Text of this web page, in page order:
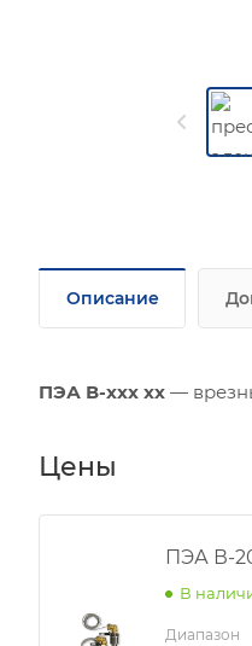
Описание
ПЭА В-xxx xx —
Цены
ПЭА В-
В
Диапазон